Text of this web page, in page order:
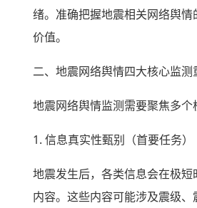
绪。准确把握地震相关网络舆
价值。
二、地震网络舆情四大核心监测
地震网络舆情监测需要聚焦多个
1. 信息真实性甄别（首要任务）
地震发生后，各类信息会在极
内容。这些内容可能涉及震级